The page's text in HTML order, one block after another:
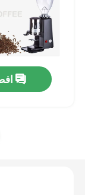
ماكينة صنع
جهاز صنع رغوة